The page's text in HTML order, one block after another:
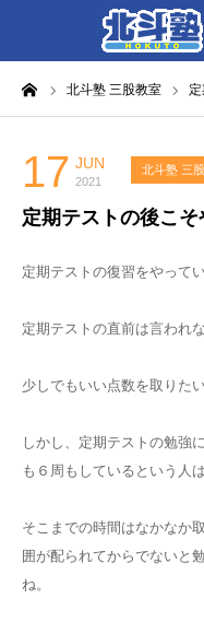
北斗塾 三股教室
17 JUN
2021
北斗塾 三
定期テストの後こそ
定期テストの復習をやって
定期テストの直前は言われ
少しでもいい点数を取りた
しかし、定期テストの勉強
も６周もしているという人
そこまでの時間はなかなか
囲が配られてからでないと
ね。
HOME
各教室別に記事を見
北斗塾／教室一覧
お問い合わせ